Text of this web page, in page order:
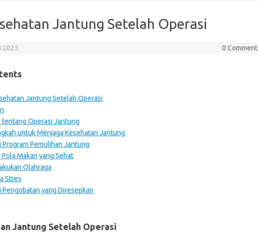
Jantung Setelah Operasi
2025 0 Comment
Jantung Setelah Operasi
tentang Operasi Jantung
untuk Menjaga Kesehatan Jantung
Program Pemulihan Jantung
Makan yang Sehat
Olahraga
Stres
Pengobatan yang Diresepkan
Jantung Setelah Operasi